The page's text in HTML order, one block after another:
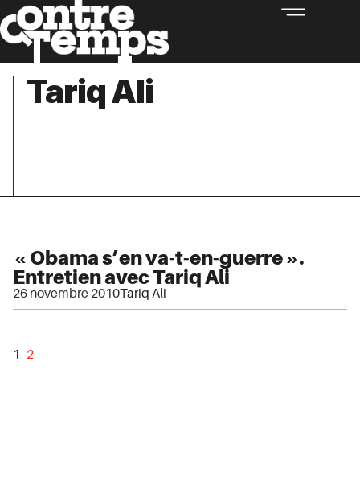
Tariq Ali
« Obama s’en va-t-en-guerre ».
Entretien avec Tariq Ali
26 novembre 2010Tariq Ali
1 2